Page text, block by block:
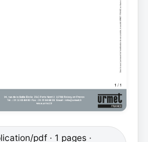
pdf · 1 pages ·